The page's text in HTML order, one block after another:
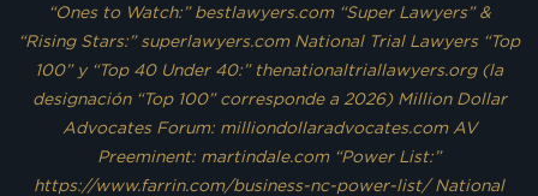
“Ones to Watch:” bestlawyers.com “Super Lawyers” &
“Rising Stars:” superlawyers.com National Trial Lawyers “Top
100” y “Top 40 Under 40:” thenationaltriallawyers.org (la
designación “Top 100” corresponde a 2026) Million Dollar
Advocates Forum: milliondollaradvocates.com AV
Preeminent: martindale.com “Power List:”
https://www.farrin.com/business-nc-power-list/ National